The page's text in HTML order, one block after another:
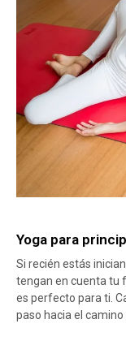
Yoga para
Si recién estás
tengan en cuenta tu
es perfecto para ti.
paso hacia el camino